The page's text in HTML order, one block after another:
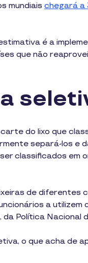
mundiais chegará a
é a
que não
do lixo que
separá-los e
classificados em
de diferentes
a
Política Nacional
o que acha de